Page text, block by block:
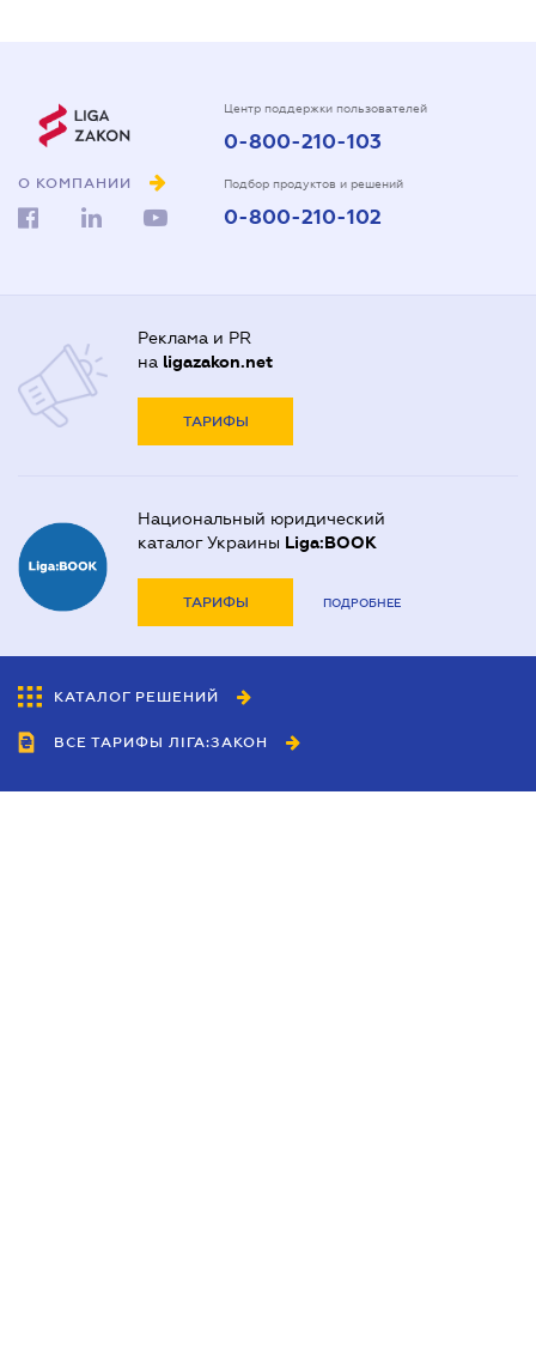
О КОМПАНИИ
Центр поддержки пользователей
0-800-210-103
Подбор продуктов и решений
0-800-210-102
Реклама и PR
на ligazakon.net
ТАРИФЫ
Национальный юридический
каталог Украины Liga:BOOK
ТАРИФЫ ПОДРОБНЕЕ
КАТАЛОГ РЕШЕНИЙ
ВСЕ ТАРИФЫ ЛІГА:ЗАКОН